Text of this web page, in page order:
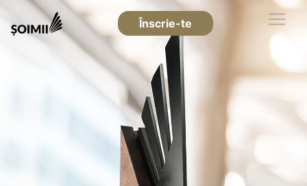
Înscrie-te